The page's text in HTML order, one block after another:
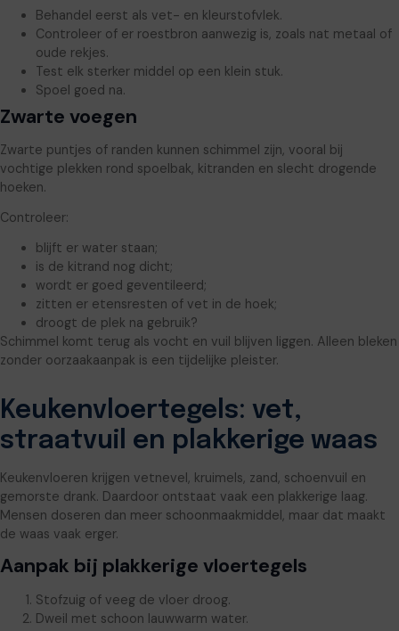
Behandel eerst als vet- en kleurstofvlek.
Controleer of er roestbron aanwezig is, zoals nat metaal of
oude rekjes.
Test elk sterker middel op een klein stuk.
Spoel goed na.
Zwarte voegen
Zwarte puntjes of randen kunnen schimmel zijn, vooral bij
vochtige plekken rond spoelbak, kitranden en slecht drogende
hoeken.
Controleer:
blijft er water staan;
is de kitrand nog dicht;
wordt er goed geventileerd;
zitten er etensresten of vet in de hoek;
droogt de plek na gebruik?
Schimmel komt terug als vocht en vuil blijven liggen. Alleen bleken
zonder oorzaakaanpak is een tijdelijke pleister.
Keukenvloertegels: vet,
straatvuil en plakkerige waas
Keukenvloeren krijgen vetnevel, kruimels, zand, schoenvuil en
gemorste drank. Daardoor ontstaat vaak een plakkerige laag.
Mensen doseren dan meer schoonmaakmiddel, maar dat maakt
de waas vaak erger.
Aanpak bij plakkerige vloertegels
Stofzuig of veeg de vloer droog.
Dweil met schoon lauwwarm water.